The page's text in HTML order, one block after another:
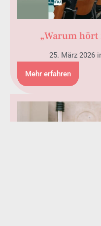
„Warum
25. März 2026
Mehr erfahren